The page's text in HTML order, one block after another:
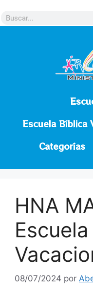
Escuela Bíblica
Categorías
HNA
08/07/2024 por